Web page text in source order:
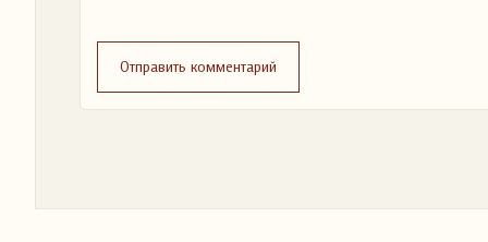
Отправить комментарий